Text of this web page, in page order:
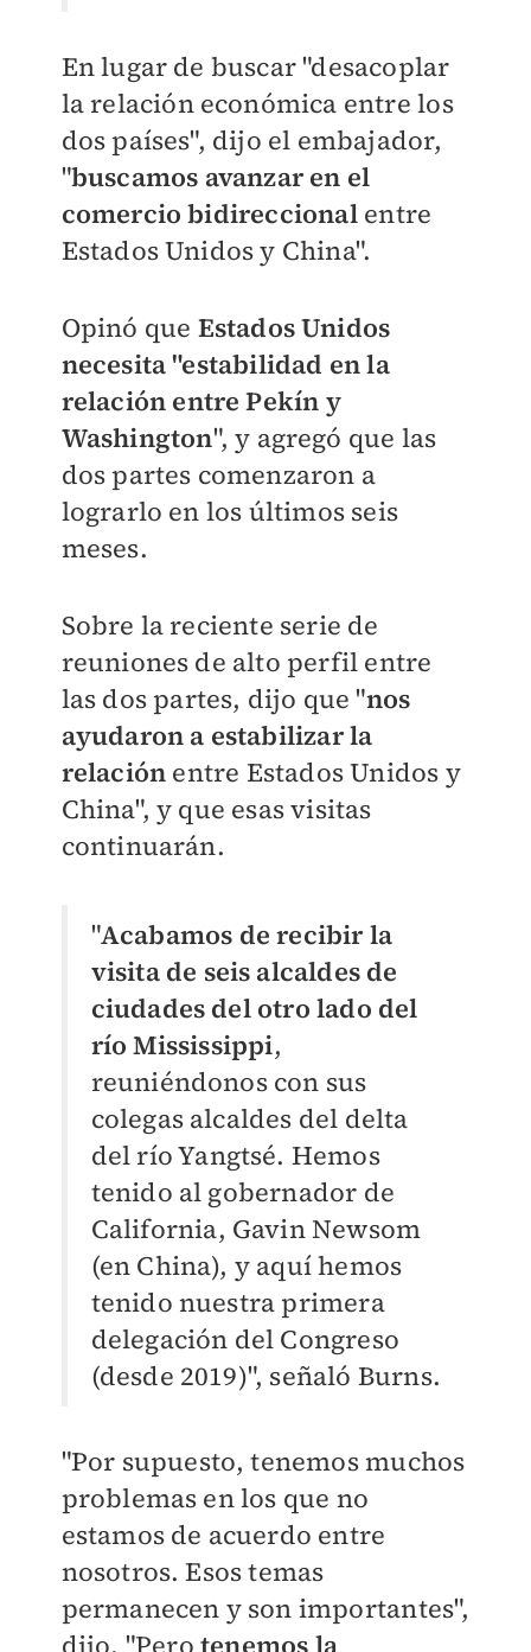
En lugar de buscar "desacoplar
la relación económica entre los
dos países", dijo el embajador,
"buscamos avanzar en el
comercio bidireccionalentre
Estados Unidos y China".
Opinó que Estados Unidos
necesita "estabilidad en la
relación entre Pekín y
Washington", y agregó que las
dos partes comenzaron a
lograrlo en los últimos seis
meses.
Sobre la reciente serie de
reuniones de alto perfil entre
las dos partes, dijo que "nos
ayudaron a estabilizar la
relación entre Estados Unidos y
China", y que esas visitas
continuarán.
"Acabamos de recibir la
visita de seis alcaldes de
ciudades del otro lado del
río Mississippi,
reuniéndonos con sus
colegas alcaldes del delta
del río Yangtsé. Hemos
tenido al gobernador de
California, Gavin Newsom
(en China), y aquí hemos
tenido nuestra primera
delegación del Congreso
(desde 2019)", señaló Burns.
"Por supuesto, tenemos muchos
problemas en los que no
estamos de acuerdo entre
nosotros. Esos temas
permanecen y son importantes",
dijo. "Pero tenemos la